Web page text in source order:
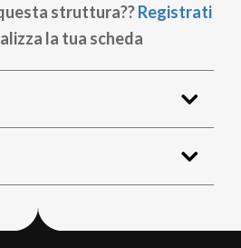
struttura??Registrati
la tua scheda